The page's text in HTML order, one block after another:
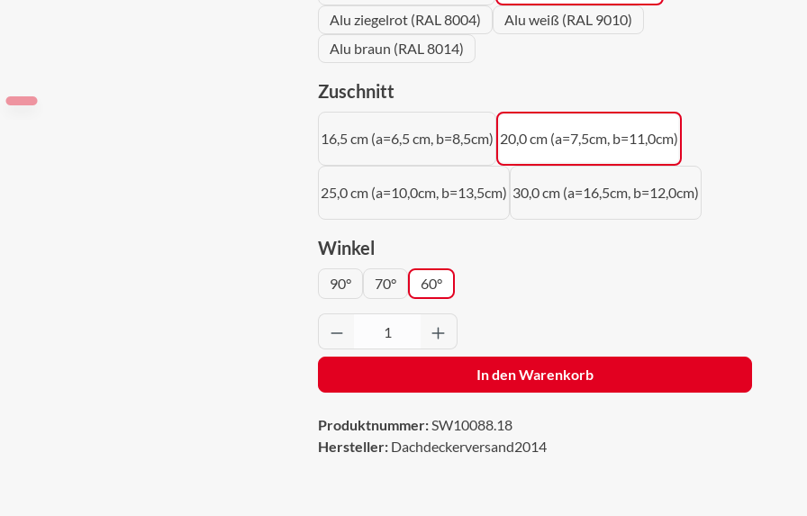
Alu ziegelrot (RAL 8004)
Alu weiß (RAL 9010)
Alu braun (RAL 8014)
Zuschnittauswählen
16,5 cm (a=6,5 cm, b=8,5cm) 20,0 cm (a=7,5cm, b=11,0cm)
25,0 cm (a=10,0cm, b=13,5cm) 30,0 cm (a=16,5cm, b=12,0cm)
Winkelauswählen
90° 70° 60°
Produkt Anzahl: Gib den gewünschten Wert ein
In den Warenkorb
Produktnummer:SW10088.18
Hersteller: Dachdeckerversand2014